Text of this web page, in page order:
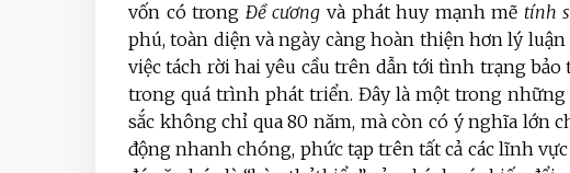
vốn có trong Đề cương và phát huy mạnh mẽ tính
phú, toàn diện và ngày càng hoàn thiện hơn lý
việc tách rời hai yêu cầu trên dẫn tới tình trạng bảo
trong quá trình phát triển. Đây là một trong
sắc không chỉ qua 80 năm, mà còn có ý nghĩa lớn
động nhanh chóng, phức tạp trên tất cả các lĩnh